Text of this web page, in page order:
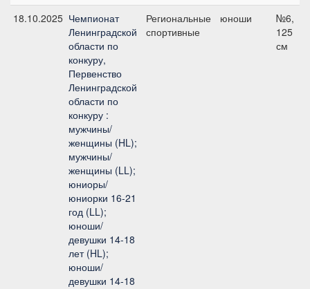
18.10.2025 Чемпионат
Ленинградской
области по
конкуру,
Первенство
Ленинградской
области по
конкуру :
мужчины/
женщины (HL);
мужчины/
женщины (LL);
юниоры/
юниорки 16-21
год (LL);
юноши/
девушки 14-18
лет (HL);
юноши/
девушки 14-18
Региональные
спортивные
юноши
№6,
125
см